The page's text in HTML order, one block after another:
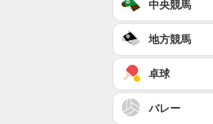
中央競馬
地方競馬
卓球
バレー